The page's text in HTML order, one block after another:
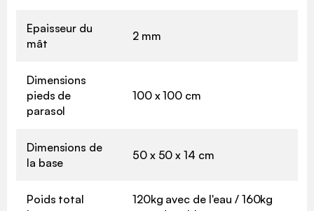
Epaisseur du
mât
2 mm
Dimensions
pieds de
parasol
100 x 100 cm
Dimensions de
la base
50 x 50 x 14 cm
Poids total
120kg avec de l'eau / 160kg